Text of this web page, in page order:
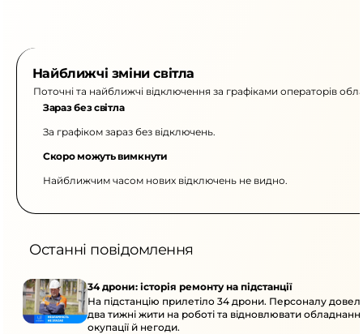
Найближчі зміни світла
Поточні та найближчі відключення за графіками операторів
Зараз без світла
За графіком зараз без відключень.
Скоро можуть вимкнути
Найближчим часом нових відключень не видно.
Останні повідомлення
34 дрони: історія ремонту на підстанції
На підстанцію прилетіло 34 дрони. Персоналу
два тижні жити на роботі та відновлювати
окупації й негоди.